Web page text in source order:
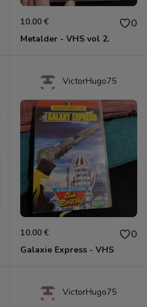
10.00 € 0
Metalder - VHS vol 2.
VictorHugo75
10.00 € 0
Galaxie Express - VHS
VictorHugo75